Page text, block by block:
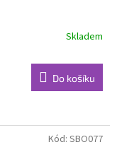
Skladem
Do košíku
Kód: SBO077